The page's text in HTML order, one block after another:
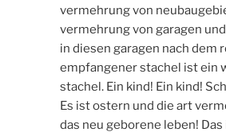
vermehrung von
vermehrung von garagen
in diesen garagen nach dem
empfangener stachel ist ein
stachel. Ein kind! Ein kind!
Es ist ostern und die art
das neu geborene leben! Das